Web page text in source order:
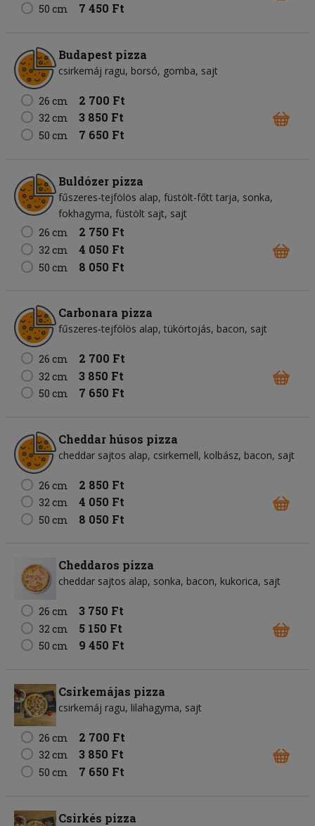
50 cm 7 450 Ft
Budapest pizza
csirkemáj ragu borsó gomba sajt
26 cm 2 700 Ft
32 cm 3 850 Ft
50 cm 7 650 Ft
Buldózer pizza
fűszeres-tejfölös alap füstölt-főtt tarja sonka
fokhagyma füstölt sajt sajt
26 cm
2 750 Ft
32 cm 4 050 Ft
50 cm 8 050 Ft
Carbonara pizza
fűszeres-tejfölös alap tükörtojás bacon sajt
26 cm 2 700 Ft
32 cm 3 850 Ft
50 cm 7 650 Ft
Cheddar húsos pizza
cheddar sajtos alap csirkemell kolbász bacon sajt
26 cm 2 850 Ft
32 cm 4 050 Ft
50 cm 8 050 Ft
Cheddaros pizza
cheddar sajtos alap sonka bacon kukorica sajt
26 cm 3 750 Ft
32 cm 5 150 Ft
50 cm 9 450 Ft
Csirkemájas pizza
csirkemáj ragu lilahagyma sajt
26 cm 2 700 Ft
32 cm 3 850 Ft
50 cm 7 650 Ft
Csirkés pizza